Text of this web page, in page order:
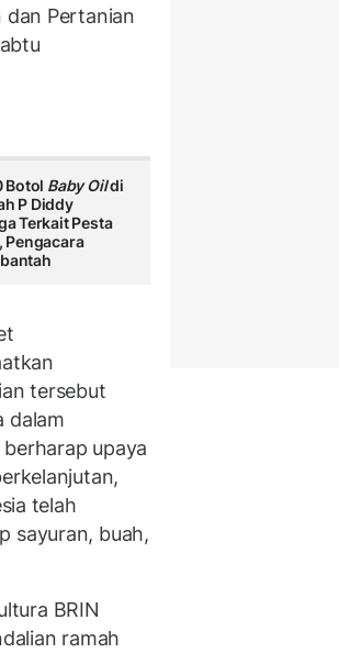
dan Pertanian
Botol Baby Oildi
P Diddy
Terkait Pesta
Pengacara
tersebut
dalam
upaya
telah
sayuran, buah,
BRIN
ramah